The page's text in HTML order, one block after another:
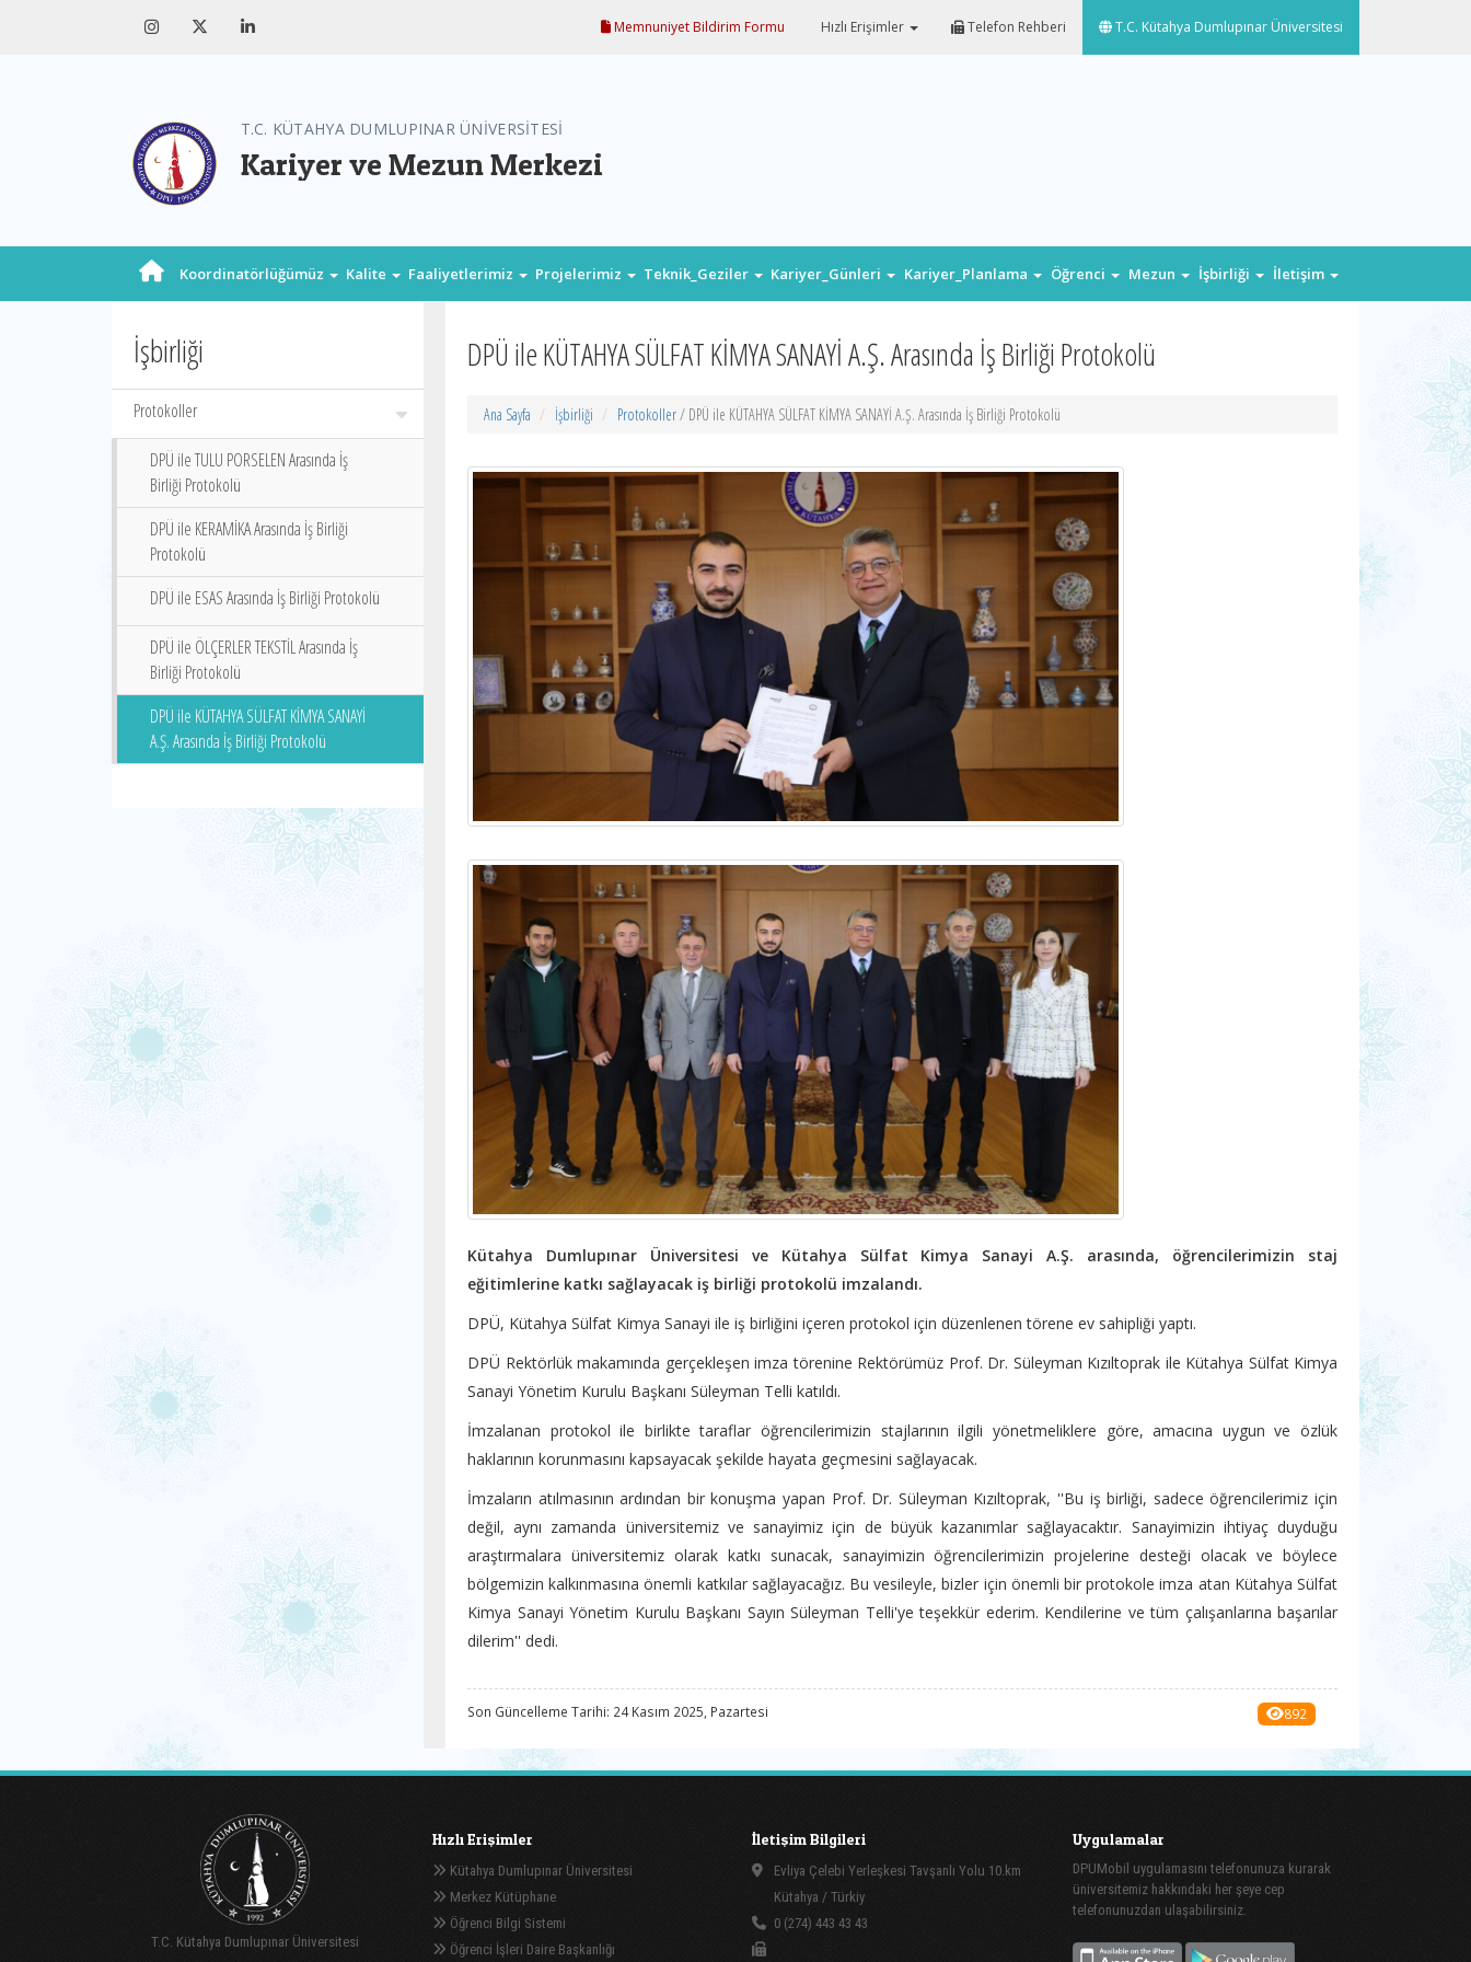
Memnuniyet Bildirim Formu Hızlı Erişimler Telefon Rehberi T.C. Kütahya Dumlupınar Üniversitesi
T.C. KÜTAHYA DUMLUPINAR ÜNİVERSİTESİ
Kariyer ve Mezun Merkezi
Koordinatörlüğümüz Kalite Faaliyetlerimiz Projelerimiz Teknik_Geziler Kariyer_Günleri Kariyer_Planlama Öğrenci Mezun İşbirliği İletişim
İşbirliği
Protokoller
DPÜ ile TULU PORSELEN Arasında İş
Birliği Protokolü
DPÜ ile KERAMİKA Arasında İş Birliği
Protokolü
DPÜ ile ESAS Arasında İş Birliği Protokolü
DPÜ ile ÖLÇERLER TEKSTİL Arasında İş
Birliği Protokolü
DPÜ ile KÜTAHYA SÜLFAT KİMYA SANAYİ
A.Ş. Arasında İş Birliği Protokolü
DPÜ ile KÜTAHYA SÜLFAT KİMYA SANAYİ A.Ş. Arasında İş Birliği Protokolü
Ana Sayfa İşbirliği Protokoller/ DPÜ ile KÜTAHYA SÜLFAT KİMYA SANAYİ A.Ş. Arasında İş Birliği Protokolü
Kütahya Dumlupınar Üniversitesi ve Kütahya Sülfat Kimya Sanayi A.Ş. arasında, öğrencilerimizin staj
eğitimlerine katkı sağlayacak iş birliği protokolü imzalandı.
DPÜ, Kütahya Sülfat Kimya Sanayi ile iş birliğini içeren protokol için düzenlenen törene ev sahipliği yaptı.
DPÜ Rektörlük makamında gerçekleşen imza törenine Rektörümüz Prof. Dr. Süleyman Kızıltoprak ile Kütahya Sülfat Kimya
Sanayi Yönetim Kurulu Başkanı Süleyman Telli katıldı.
İmzalanan protokol ile birlikte taraflar öğrencilerimizin stajlarının ilgili yönetmeliklere göre, amacına uygun ve özlük
haklarının korunmasını kapsayacak şekilde hayata geçmesini sağlayacak.
İmzaların atılmasının ardından bir konuşma yapan Prof. Dr. Süleyman Kızıltoprak, ''Bu iş birliği, sadece öğrencilerimiz için
değil, aynı zamanda üniversitemiz ve sanayimiz için de büyük kazanımlar sağlayacaktır. Sanayimizin ihtiyaç duyduğu
araştırmalara üniversitemiz olarak katkı sunacak, sanayimizin öğrencilerimizin projelerine desteği olacak ve böylece
bölgemizin kalkınmasına önemli katkılar sağlayacağız. Bu vesileyle, bizler için önemli bir protokole imza atan Kütahya Sülfat
Kimya Sanayi Yönetim Kurulu Başkanı Sayın Süleyman Telli'ye teşekkür ederim. Kendilerine ve tüm çalışanlarına başarılar
dilerim'' dedi.
Son Güncelleme Tarihi: 24 Kasım 2025, Pazartesi 892
T.C. Kütahya Dumlupınar Üniversitesi
Hızlı Erişimler
Kütahya Dumlupınar Üniversitesi
Merkez Kütüphane
Öğrenci Bilgi Sistemi
Öğrenci İşleri Daire Başkanlığı
İletişim Bilgileri
Evliya Çelebi Yerleşkesi Tavşanlı Yolu 10.km
Kütahya / Türkiy
0 (274) 443 43 43
Uygulamalar
DPUMobil uygulamasını telefonunuza kurarak
üniversitemiz hakkındaki her şeye cep
telefonunuzdan ulaşabilirsiniz.